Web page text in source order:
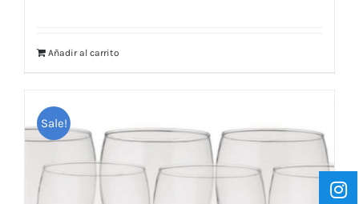
Añadir al carrito
Sale!